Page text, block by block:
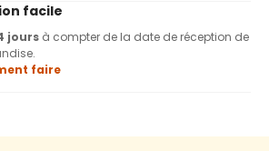
facile
jours à compter de la date de réception de
faire